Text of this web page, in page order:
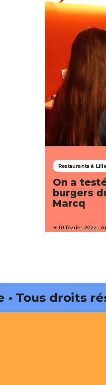
Restaurants à Lille
On a
burgers
Marcq
10 février 2022
réservés